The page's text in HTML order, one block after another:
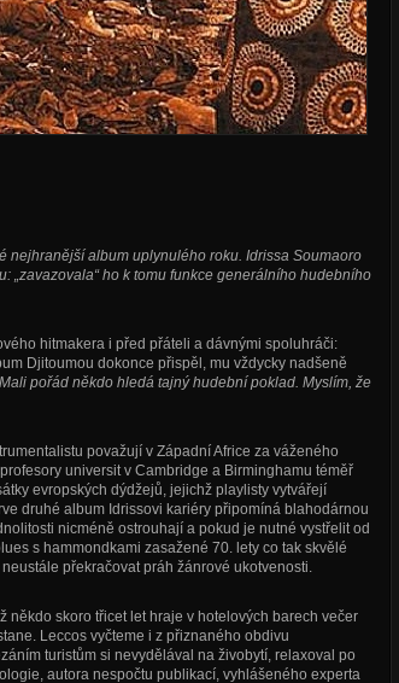
nejhranější album uplynulého roku. Idrissa Soumaoro
„zavazovala“ ho k tomu funkce generálního hudebního
hitmakera i před přáteli a dávnými spoluhráči:
Djitoumou dokonce přispěl, mu vždycky nadšeně
pořád někdo hledá tajný hudební poklad. Myslím, že
považují v Západní Africe za váženého
universit v Cambridge a Birminghamu téměř
evropských dýdžejů, jejichž playlisty vytvářejí
druhé album Idrissovi kariéry připomíná blahodárnou
nicméně ostrouhají a pokud je nutné vystřelit od
s hammondkami zasažené 70. lety co tak skvělé
překračovat práh žánrové ukotvenosti.
skoro třicet let hraje v hotelových barech večer
Leccos vyčteme i z přiznaného obdivu
turistům si nevydělával na živobytí, relaxoval po
autora nespočtu publikací, vyhlášeného experta